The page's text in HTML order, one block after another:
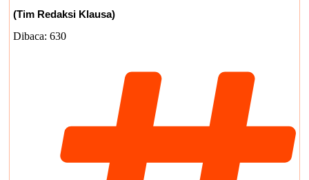
(Tim Redaksi Klausa)
Dibaca: 630